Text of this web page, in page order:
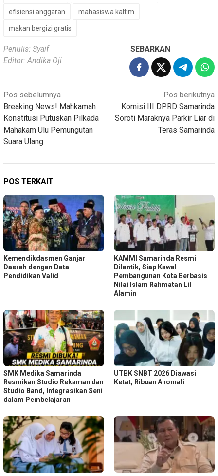
efisiensi anggaran mahasiswa kaltim
makan bergizi gratis
Penulis: Syaif
Editor: Andika Oji
SEBARKAN
Navigasi
pos
Pos sebelumnya
Breaking News! Mahkamah
Konstitusi Putuskan Pilkada
Mahakam Ulu Pemungutan
Suara Ulang
Pos berikutnya
Komisi III DPRD Samarinda
Soroti Maraknya Parkir Liar di
Teras Samarinda
POS TERKAIT
Kemendikdasmen Ganjar
Daerah dengan Data
Pendidikan Valid
KAMMI Samarinda Resmi
Dilantik, Siap Kawal
Pembangunan Kota Berbasis
Nilai Islam Rahmatan Lil
Alamin
SMK Medika Samarinda
Resmikan Studio Rekaman dan
Studio Band, Integrasikan Seni
dalam Pembelajaran
UTBK SNBT 2026 Diawasi
Ketat, Ribuan Anomali